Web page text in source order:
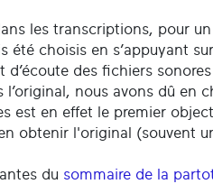
les transcriptions, pour
choisis en s’appuyant
des fichiers
l’original, nous avons dû en
est en effet le premier
obtenir l'original (souvent
du sommaire de la